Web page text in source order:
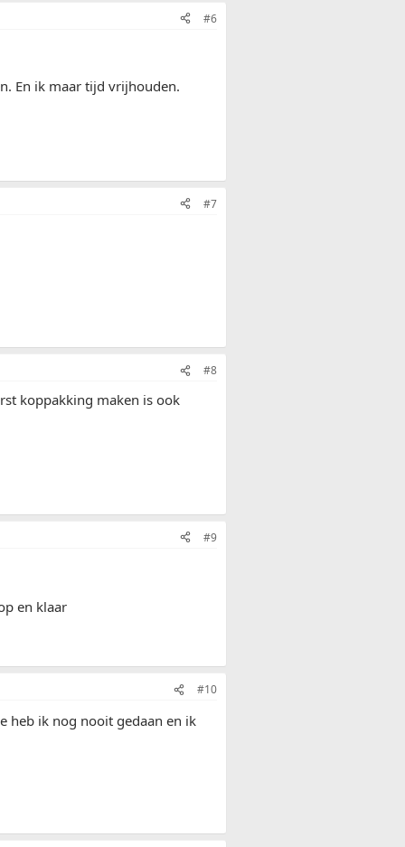
#6
En ik maar tijd vrijhouden.
#7
#8
koppakking maken is ook
#9
en klaar
#10
heb ik nog nooit gedaan en ik